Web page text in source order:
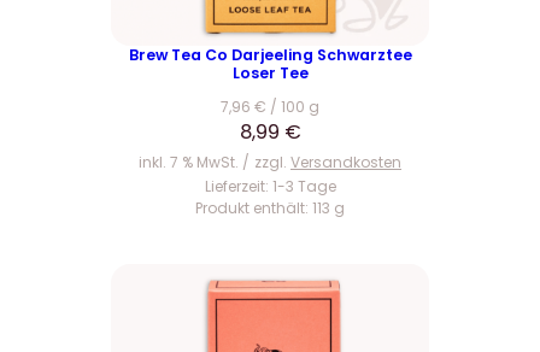
Brew Tea Co Darjeeling Schwarztee
Loser Tee
7,96 € / 100 g
8,99 €
inkl. 7 % MwSt. zzgl. Versandkosten
Lieferzeit: 1-3 Tage
Produkt enthält: 113 g